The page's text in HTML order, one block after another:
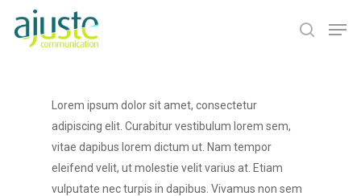
Lorem ipsum dolor sit amet, consectetur
adipiscing elit. Curabitur vestibulum lorem sem,
vitae dapibus lorem dictum ut. Nam tempor
eleifend velit, ut molestie velit varius at. Etiam
vulputate nec turpis in dapibus. Vivamus non sem